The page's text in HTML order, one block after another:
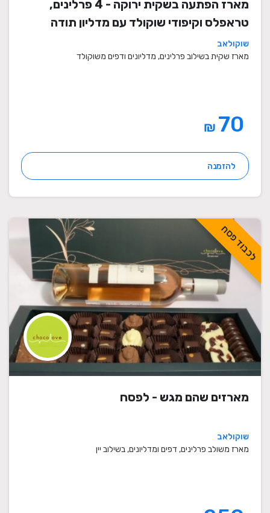
מארז הפתעה בשקית ירוקה - 4 פרלינים,
טראפלס וקיפודי שוקולד עם מדליון תודה
שוקולאב
מארז שקית בשילוב פרלינים, מדליונים ודפים משוקולד
₪
להזמנה
לכבוד פסח
מארזים שהם מגש - לפסח
שוקולאב
מארז משולב פרלינים, דפים ומדליונים, בשילוב יין